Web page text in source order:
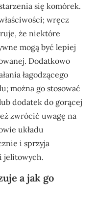
się komórek.
wręcz
że niektóre
mogą być lepiej
Dodatkowo
łagodzącego
można go stosować
dodatek do gorącej
zwrócić uwagę na
układu
i sprzyja
jelitowych.
a jak go